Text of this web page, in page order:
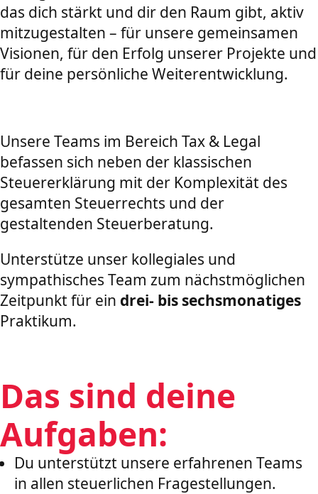
das dich stärkt und dir den Raum gibt, aktiv
mitzugestalten – für unsere gemeinsamen
Visionen, für den Erfolg unserer Projekte und
für deine persönliche Weiterentwicklung.
Unsere Teams im Bereich Tax & Legal
befassen sich neben der klassischen
Steuererklärung mit der Komplexität des
gesamten Steuerrechts und der
gestaltenden Steuerberatung.
Unterstütze unser kollegiales und
sympathisches Team zum nächstmöglichen
Zeitpunkt für ein drei- bis sechsmonatiges
Praktikum.
Das sind deine
Aufgaben:
Du unterstützt unsere erfahrenen Teams
in allen steuerlichen Fragestellungen.